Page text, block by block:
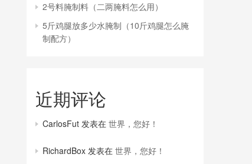
2号料腌制料（二两腌料怎么用）
5斤鸡腿放多少水腌制（10斤鸡腿怎么腌
制配方）
近期评论
CarlosFut 发表在 世界，您好！
RichardBox 发表在 世界，您好！